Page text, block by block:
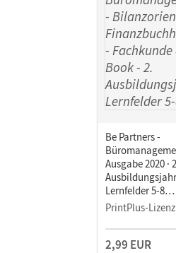
Be Partners -
Ausgabe 2020 ·
Lernfelder 5-8
Bilanzorientierte
Fachkunde als
Mit Medien
PrintPlus-Lizenz
2,99 EUR